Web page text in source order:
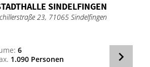
SIN­DEL­FIN­GEN
23, 71065 Sindelfingen
6
1.090 Personen